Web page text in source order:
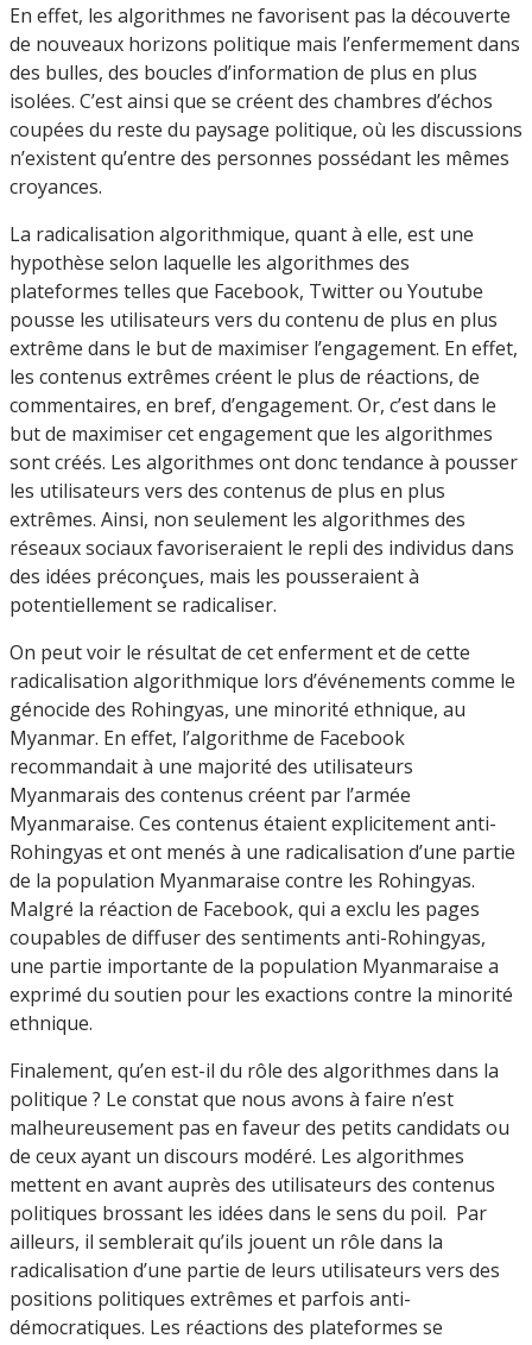
En effet, les algorithmes ne favorisent pas la découverte
de nouveaux horizons politique mais l’enfermement dans
des bulles, des boucles d’information de plus en plus
isolées. C’est ainsi que se créent des chambres d’échos
coupées du reste du paysage politique, où les discussions
n’existent qu’entre des personnes possédant les mêmes
croyances.
La radicalisation algorithmique, quant à elle, est une
hypothèse selon laquelle les algorithmes des
plateformes telles que Facebook, Twitter ou Youtube
pousse les utilisateurs vers du contenu de plus en plus
extrême dans le but de maximiser l’engagement. En effet,
les contenus extrêmes créent le plus de réactions, de
commentaires, en bref, d’engagement. Or, c’est dans le
but de maximiser cet engagement que les algorithmes
sont créés. Les algorithmes ont donc tendance à pousser
les utilisateurs vers des contenus de plus en plus
extrêmes. Ainsi, non seulement les algorithmes des
réseaux sociaux favoriseraient le repli des individus dans
des idées préconçues, mais les pousseraient à
potentiellement se radicaliser.
On peut voir le résultat de cet enferment et de cette
radicalisation algorithmique lors d’événements comme le
génocide des Rohingyas, une minorité ethnique, au
Myanmar. En effet, l’algorithme de Facebook
recommandait à une majorité des utilisateurs
Myanmarais des contenus créent par l’armée
Myanmaraise. Ces contenus étaient explicitement anti-
Rohingyas et ont menés à une radicalisation d’une partie
de la population Myanmaraise contre les Rohingyas.
Malgré la réaction de Facebook, qui a exclu les pages
coupables de diffuser des sentiments anti-Rohingyas,
une partie importante de la population Myanmaraise a
exprimé du soutien pour les exactions contre la minorité
ethnique.
Finalement, qu’en est-il du rôle des algorithmes dans la
politique ? Le constat que nous avons à faire n’est
malheureusement pas en faveur des petits candidats ou
de ceux ayant un discours modéré. Les algorithmes
mettent en avant auprès des utilisateurs des contenus
politiques brossant les idées dans le sens du poil. Par
ailleurs, il semblerait qu’ils jouent un rôle dans la
radicalisation d’une partie de leurs utilisateurs vers des
positions politiques extrêmes et parfois anti-
démocratiques. Les réactions des plateformes se